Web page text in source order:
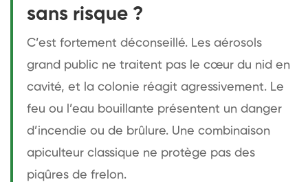
sans risque ?
C’est fortement déconseillé. Les aérosols
grand public ne traitent pas le cœur du nid en
cavité, et la colonie réagit agressivement. Le
feu ou l’eau bouillante présentent un danger
d’incendie ou de brûlure. Une combinaison
apiculteur classique ne protège pas des
piqûres de frelon.